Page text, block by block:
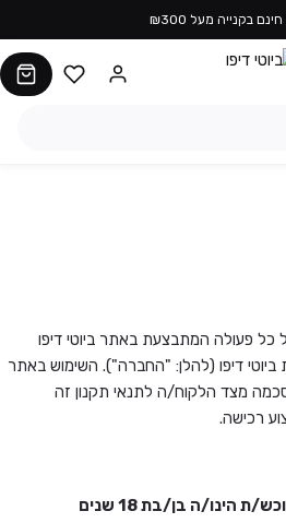
בקנייה מעל ₪300
כל פעולה המתבצעת באתר ביוטי דיפו
דיפו (להלן: "החברה"). השימוש באתר
מצד הלקוח/ה לתנאי תקנון זה
רכישה.
תנאי לרכישה באתר הוא שהרוכש/ת הינו/ה בן/בת 18 שנים